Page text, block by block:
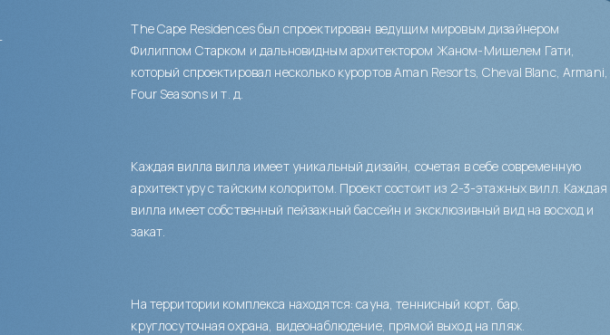
The Cape Residences был спроектирован ведущим мировым дизайнером
Филиппом Старком и дальновидным архитектором Жаном-Мишелем Гати,
который спроектировал несколько курортов Aman Resorts, Cheval Blanc, Armani,
Four Seasons и т. д.
Каждая вилла вилла имеет уникальный дизайн, сочетая в себе современную
архитектуру с тайским колоритом. Проект состоит из 2-3-этажных вилл. Каждая
вилла имеет собственный пейзажный бассейн и эксклюзивный вид на восход и
закат.
На территории комплекса находятся: сауна, теннисный корт, бар,
круглосуточная охрана, видеонаблюдение, прямой выход на пляж.